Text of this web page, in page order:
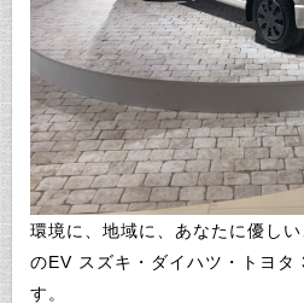
環境に、地域に、あなたに優しい
のEV スズキ・ダイハツ・トヨタ 3社 共同開発だそうで